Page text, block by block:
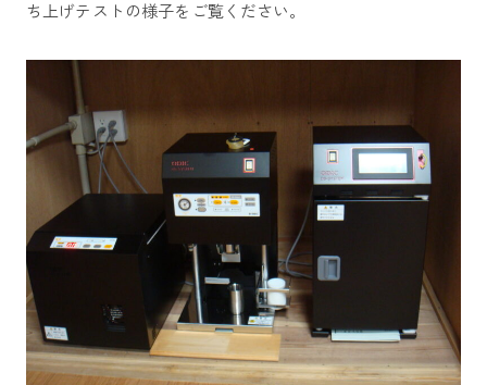
ち上げテストの様子をご覧ください。